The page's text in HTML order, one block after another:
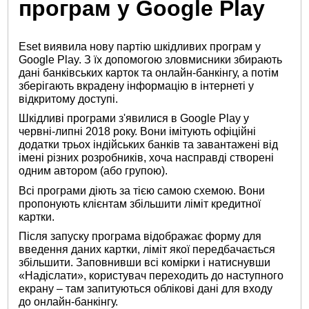
програм у Google Play
Eset виявила нову партію шкідливих програм у
Google Play. З їх допомогою зловмисники збирають
дані банківських карток та онлайн-банкінгу, а потім
зберігають вкрадену інформацію в інтернеті у
відкритому доступі.
Шкідливі програми з'явилися в Google Play у
червні-липні 2018 року. Вони імітують офіційні
додатки трьох індійських банків та завантажені від
імені різних розробників, хоча насправді створені
одним автором (або групою).
Всі програми діють за тією самою схемою. Вони
пропонують клієнтам збільшити ліміт кредитної
картки.
Після запуску програма відображає форму для
введення даних картки, ліміт якої передбачається
збільшити. Заповнивши всі комірки і натиснувши
«Надіслати», користувач переходить до наступного
екрану – там запитуються облікові дані для входу
до онлайн-банкінгу.